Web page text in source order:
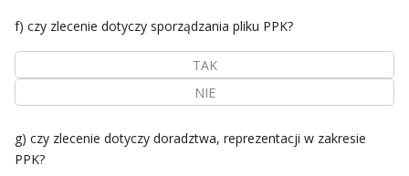
f) czy zlecenie dotyczy sporządzania pliku PPK?
TAK
NIE
g) czy zlecenie dotyczy doradztwa, reprezentacji w zakresie
PPK?